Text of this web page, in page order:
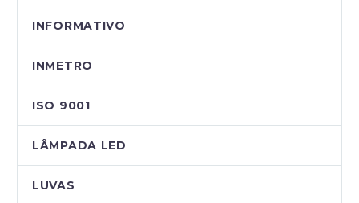
INFORMATIVO
INMETRO
ISO 9001
LÂMPADA LED
LUVAS